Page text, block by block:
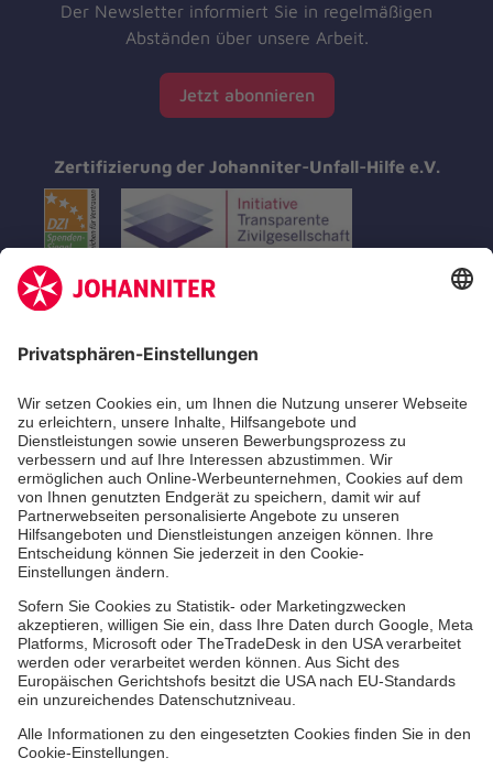
Der Newsletter informiert Sie in regelmäßigen
Abständen über unsere Arbeit.
Jetzt abonnieren
Zertifizierung der Johanniter-Unfall-Hilfe e.V.
Aus- & Fortbildungen
Erste-Hilfe-Kurse
Jobs & Ehrenamt
Freiwilligendienst
Spendenprojekte
Johanniter-Jugend
Einrichtungen
Dienstleistungen